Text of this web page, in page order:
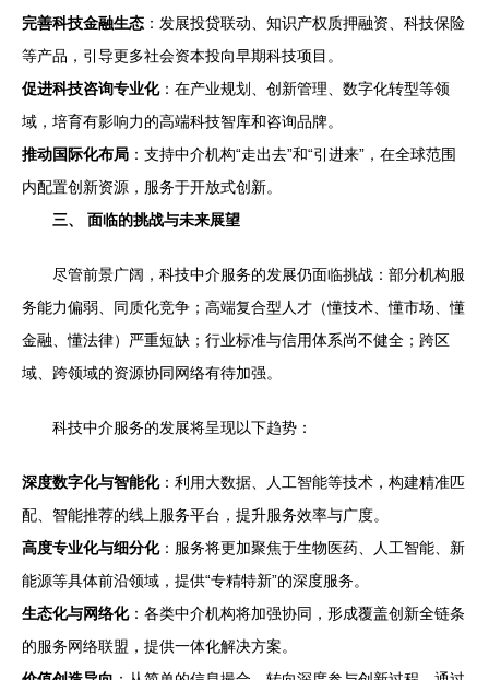
完善科技金融生态 ：发展投贷联动、知识产权质押融资、科技保险
等产品，引导更多社会资本投向早期科技项目。
促进科技咨询专业化：在产业规划、创新管理、数字化转型等领
域，培育有影响力的高端科技智库和咨询品牌。
推动国际化布局 ：支持中介机构“走出去”和“引进来”，在全球范围
内配置创新资源，服务于开放式创新。
三、 面临的挑战与未来展望
尽管前景广阔，科技中介服务的发展仍面临挑战：部分机构服
务能力偏弱、同质化竞争；高端复合型人才（懂技术、懂市场、懂
金融、懂法律）严重短缺；行业标准与信用体系尚不健全；跨区
域、跨领域的资源协同网络有待加强。
科技中介服务的发展将呈现以下趋势：
深度数字化与智能化：利用大数据、人工智能等技术，构建精准匹
配、智能推荐的线上服务平台，提升服务效率与广度。
高度专业化与细分化：服务将更加聚焦于生物医药、人工智能、新
能源等具体前沿领域，提供“专精特新”的深度服务。
生态化与网络化：各类中介机构将加强协同，形成覆盖创新全链条
的服务网络联盟，提供一体化解决方案。